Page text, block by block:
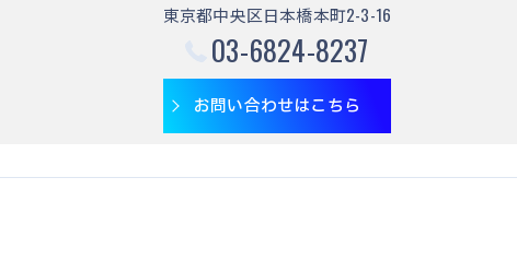
東京都中央区日本橋本町2-3-16
03-6824-8237
お問い合わせはこちら